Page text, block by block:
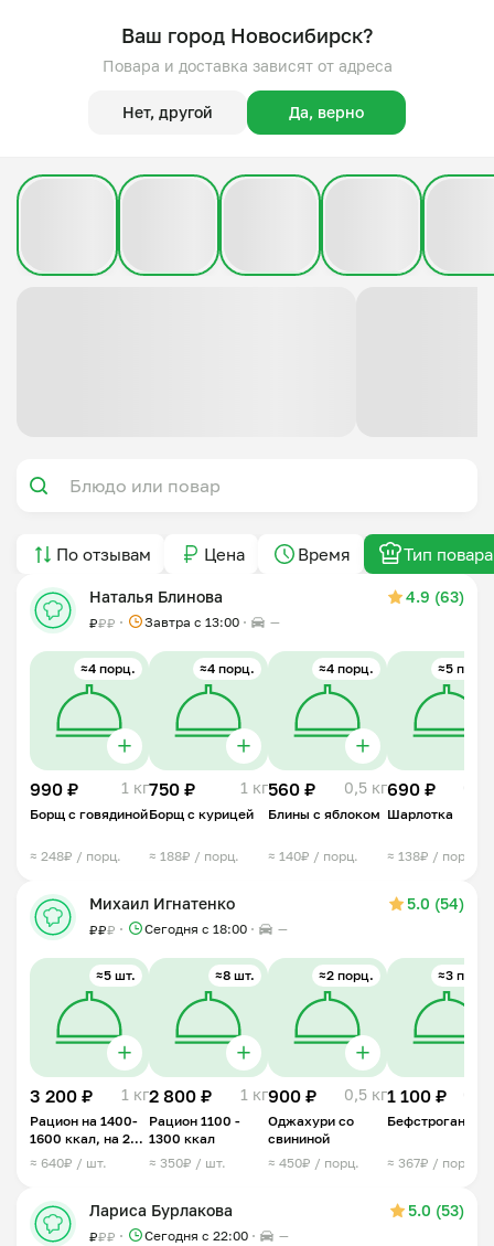
Ваш город Новосибирск?
Повара и доставка зависят от адреса
Нет, другой Да, верно
По отзывам Цена Время Тип повара
Наталья Блинова 4.9 (63)
₽₽₽ Завтра c 13:00 —
≈4 порц.
990 ₽ 1 кг
Борщ с говядиной
≈ 248₽ / порц.
≈4 порц.
750 ₽ 1 кг
Борщ с курицей
≈ 188₽ / порц.
≈4 порц.
560 ₽ 0,5 кг
Блины с яблоком
≈ 140₽ / порц.
≈5 порц.
690 ₽
Шарлотка
≈ 138₽ / порц.
Михаил Игнатенко 5.0 (54)
₽₽₽ Сегодня с 18:00 —
≈5 шт.
3 200 ₽ 1 кг
Рацион на 1400-
1600 ккал, на 2
дня
≈ 640₽ / шт.
≈8 шт.
2 800 ₽ 1 кг
Рацион 1100 -
1300 ккал
≈ 350₽ / шт.
≈2 порц.
900 ₽ 0,5 кг
Оджахури со
свининой
≈ 450₽ / порц.
≈3 порц.
1 100 ₽
Бефстроганов
≈ 367₽ / порц.
Лариса Бурлакова 5.0 (53)
₽₽₽ Сегодня с 22:00 —